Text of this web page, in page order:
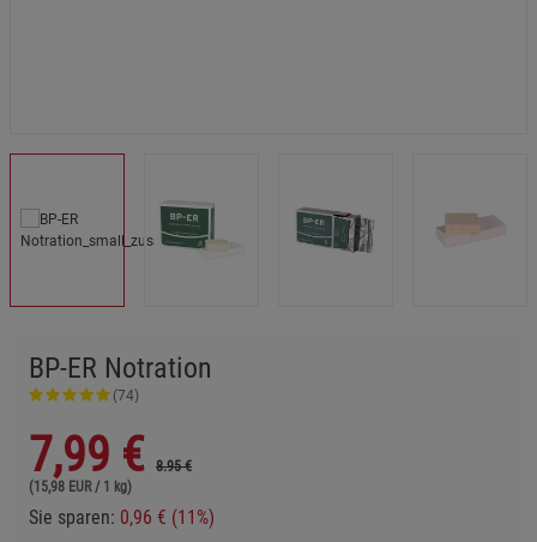
BP-ER Notration
(74)
7,99 €
8.95 €
(15,98 EUR / 1 kg)
Sie sparen: 0,96 € (11%)